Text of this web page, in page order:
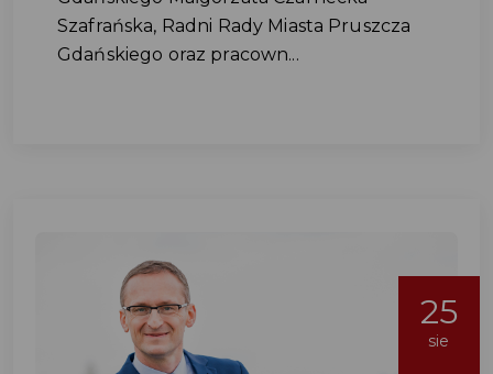
Szafrańska, Radni Rady Miasta Pruszcza
Gdańskiego oraz pracown...
25
sie